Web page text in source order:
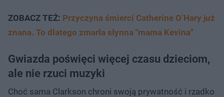
ZOBACZ TEŻ: Przyczyna śmierci Catherine O’Hary już
znana. To dlatego zmarła słynna "mama Kevina"
Gwiazda poświęci więcej czasu dzieciom,
ale nie rzuci muzyki
Choć sama Clarkson chroni swoją prywatność i rzadko